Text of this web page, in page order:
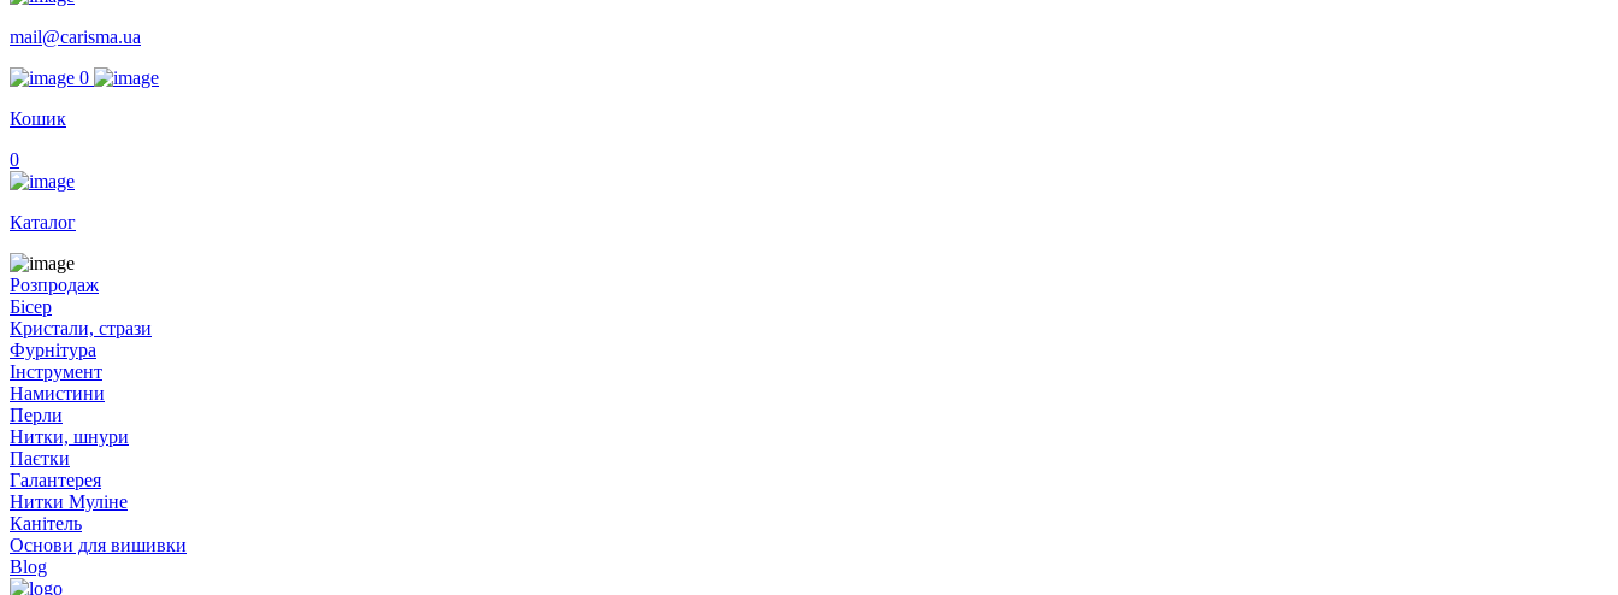
mail@carisma.ua
0
Кошик
0
Каталог
Розпродаж
Бісер
Кристали, стрази
Фурнітура
Інструмент
Намистини
Перли
Нитки, шнури
Паєтки
Галантерея
Нитки Муліне
Канітель
Основи для вишивки
Blog